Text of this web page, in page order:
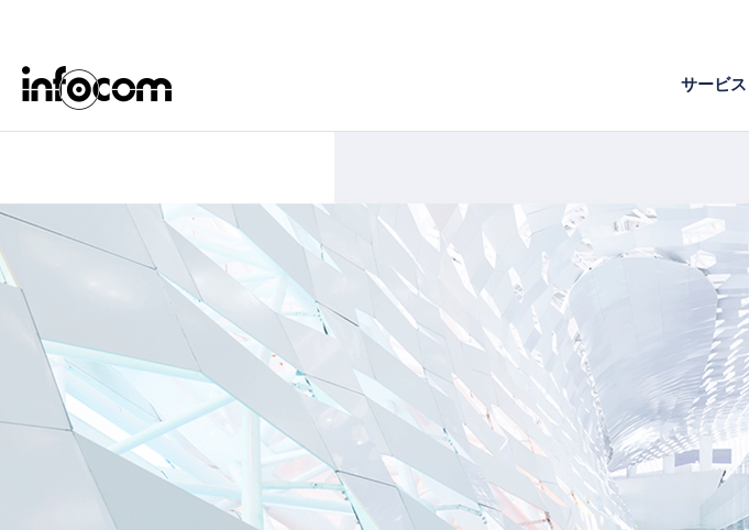
サービス
医療 医薬・製薬
グループ会社 沿革
株式の事務手続き
サステナビリティデータ 社外からの評価